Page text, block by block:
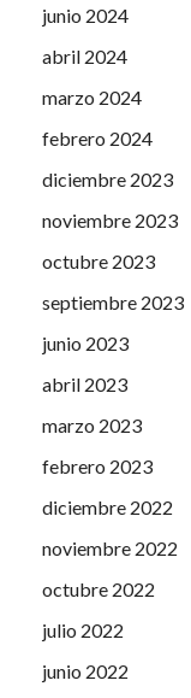
junio 2024
abril 2024
marzo 2024
febrero 2024
diciembre 2023
noviembre 2023
octubre 2023
septiembre 2023
junio 2023
abril 2023
marzo 2023
febrero 2023
diciembre 2022
noviembre 2022
octubre 2022
julio 2022
junio 2022